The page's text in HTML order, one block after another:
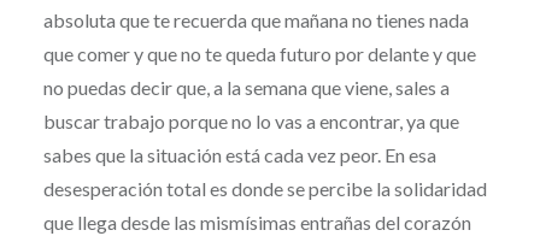
absoluta que te recuerda que mañana no tienes nada
que comer y que no te queda futuro por delante y que
no puedas decir que, a la semana que viene, sales a
buscar trabajo porque no lo vas a encontrar, ya que
sabes que la situación está cada vez peor. En esa
desesperación total es donde se percibe la solidaridad
que llega desde las mismísimas entrañas del corazón